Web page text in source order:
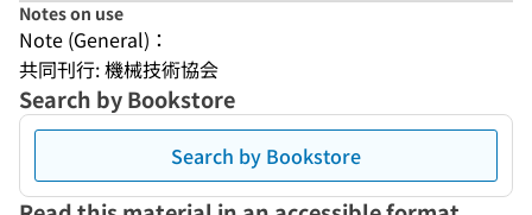
Notes on use
Note (General)：
共同刊行: 機械技術協会
Search by Bookstore
Search by Bookstore